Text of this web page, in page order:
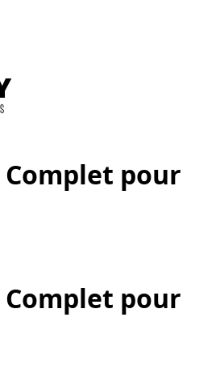
Complet pour
Complet pour